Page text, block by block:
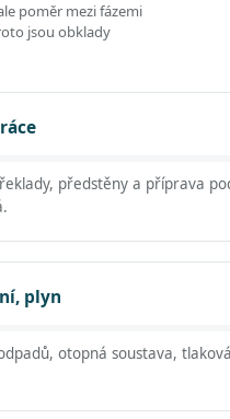
poměr mezi fázemi
jsou obklady
předstěny a příprava
plyn
otopná soustava,